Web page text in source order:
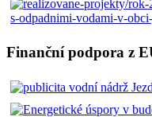
Finanční podpora z